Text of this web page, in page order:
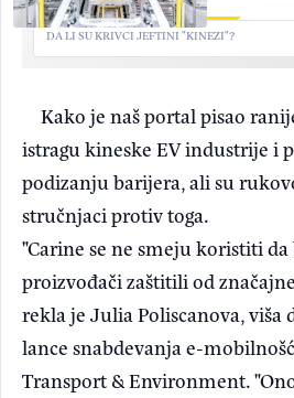
DA LI SU KRIVCI JEFTINI "KINEZI"?
Kako je naš portal pisao
istragu kineske EV industrije i
podizanju barijera, ali su
stručnjaci protiv toga.
"Carine se ne smeju koristiti da
proizvođači zaštitili od
rekla je Julia Poliscanova, viša
lance snabdevanja e-
Transport & Environment.